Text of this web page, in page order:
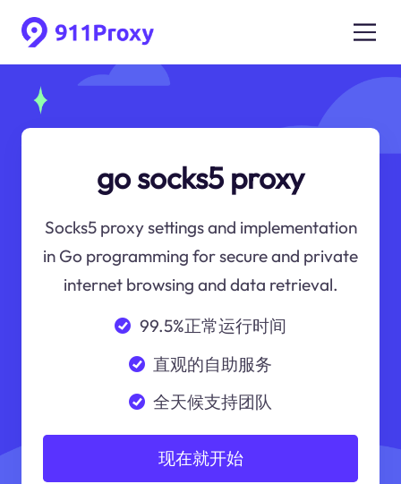
go socks5 proxy
Socks5 proxy settings and implementation
in Go programming for secure and private
internet browsing and data retrieval.
99.5%正常运行时间
直观的自助服务
全天候支持团队
现在就开始